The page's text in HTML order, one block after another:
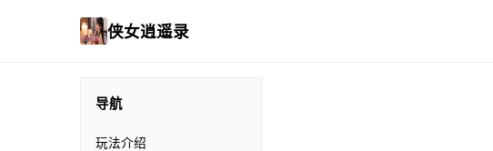
侠女逍遥录
导航
玩法介绍